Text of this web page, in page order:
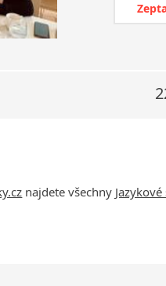
najdete všechny